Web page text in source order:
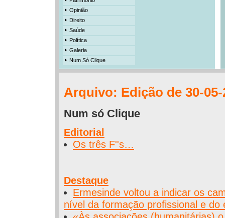
Opinião
Direito
Saúde
Política
Galeria
Num Só Clique
Arquivo: Edição de 30-05-
Num só Clique
Editorial
Os três F''s…
Destaque
Ermesinde voltou a indicar os
nível da formação profissional e do